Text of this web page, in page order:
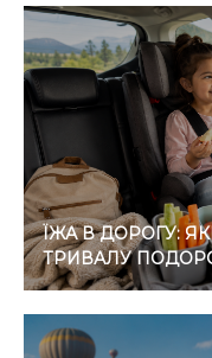
ЇЖА В ДОРОГУ:
ТРИВАЛУ